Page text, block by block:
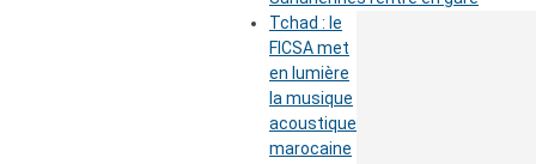
Tchad : le
FICSA met
en lumière
la musique
acoustique
marocaine